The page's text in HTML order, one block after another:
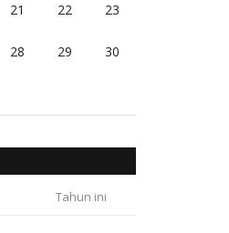
21 22 23
28 29 30
Tahun ini